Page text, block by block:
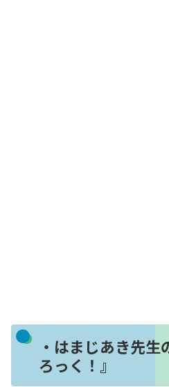
・はまじあき先生
ろっく！』